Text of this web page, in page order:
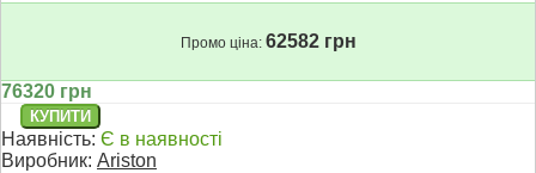
Промо ціна: 62582 грн
76320 грн
Наявність: Є в наявності
Виробник: Ariston